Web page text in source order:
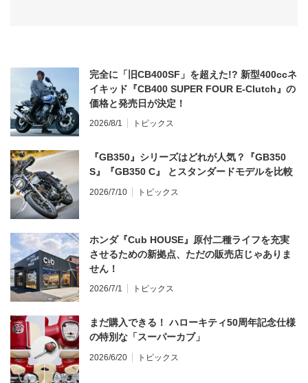
完全に「旧CB400SF」を超えた!? 新型400ccネ
イキッド『CB400 SUPER FOUR E-Clutch』の
価格と発売日が決定！
2026/8/1 トピックス
『GB350』シリーズはどれが人気？『GB350
S』『GB350 C』 とスタンダードモデルを比較
2026/7/10 トピックス
ホンダ『Cub HOUSE』原付二種ライフを充実
させるための新拠点、ただの販売店じゃありま
せん！
2026/7/1 トピックス
まだ購入できる！ ハローキティ50周年記念仕様
の特別な「スーパーカブ」
2026/6/20 トピックス